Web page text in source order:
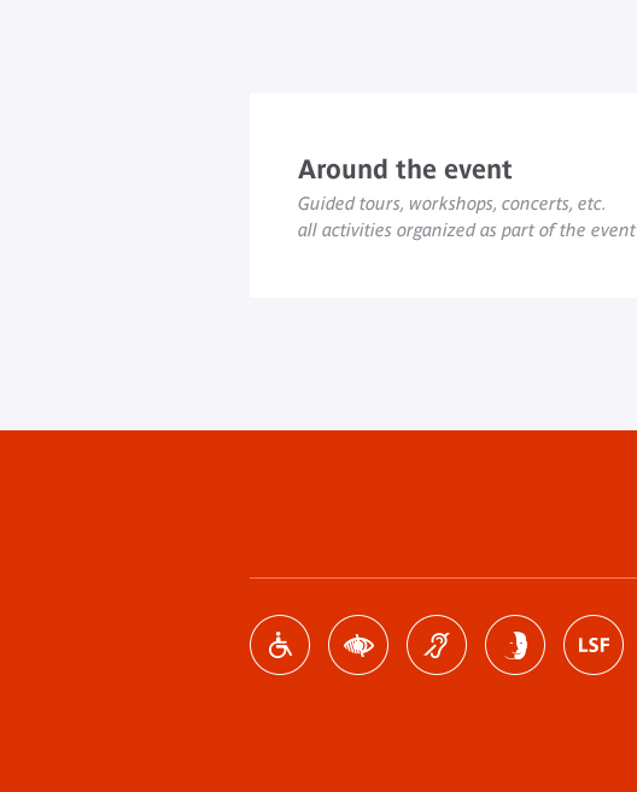
Around the event
Guided tours, workshops, concerts, etc.
all activities organized as part of the event
menu